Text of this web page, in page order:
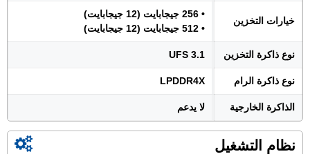
خيارات التخزين
• 256 جيجابايت (12 جيجابايت)
• 512 جيجابايت (12 جيجابايت)
نوع ذاكرة التخزين UFS 3.1
نوع ذاكرة الرام LPDDR4X
الذاكرة الخارجية لا يدعم
نظام التشغيل